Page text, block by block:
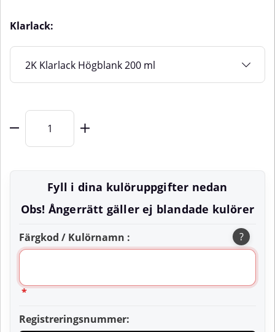
Klarlack:
Fyll i dina kulöruppgifter nedan
Obs! Ångerrätt gäller ej blandade kulörer
Färgkod / Kulörnamn :
*
?
Registreringsnummer: